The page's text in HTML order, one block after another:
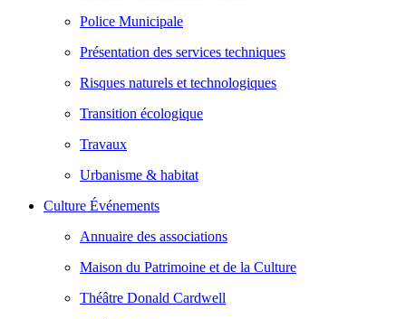
Police Municipale
Présentation des services techniques
Risques naturels et technologiques
Transition écologique
Travaux
Urbanisme & habitat
Culture Événements
Annuaire des associations
Maison du Patrimoine et de la Culture
Théâtre Donald Cardwell